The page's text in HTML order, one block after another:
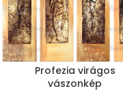
Profezia virágos
vászonkép